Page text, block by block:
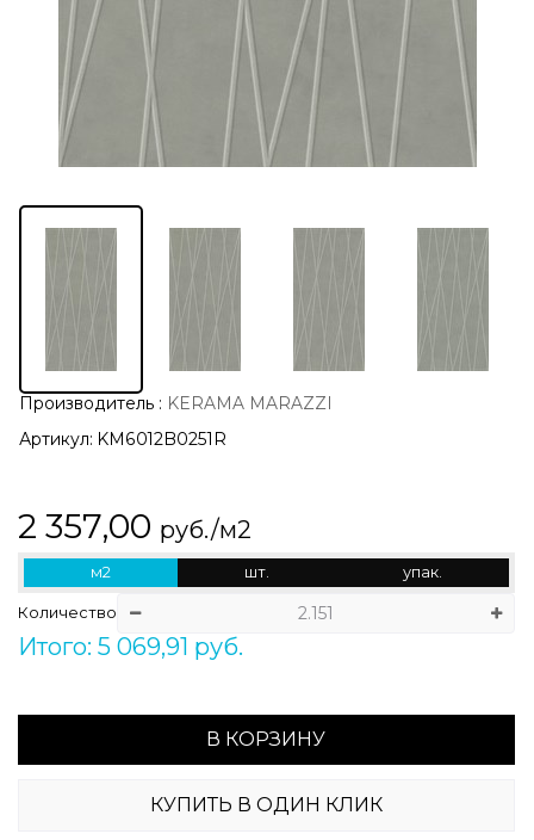
Производитель : KERAMA MARAZZI
Артикул: KM6012B0251R
2 357,00 руб./м2
м2 шт. упак.
Количество
Итого: 5 069,91 руб.
В КОРЗИНУ
КУПИТЬ В ОДИН КЛИК